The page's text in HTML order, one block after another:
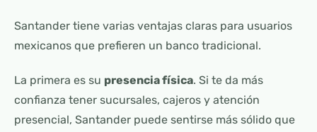
Santander tiene varias ventajas claras para usuarios
mexicanos que prefieren un banco tradicional.
La primera es su presencia física. Si te da más
confianza tener sucursales, cajeros y atención
presencial, Santander puede sentirse más sólido que